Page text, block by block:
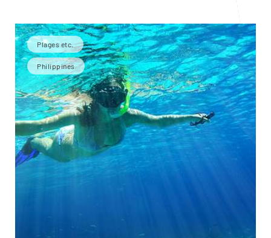
Plages etc.
Philippines